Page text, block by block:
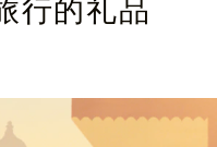
行的礼品